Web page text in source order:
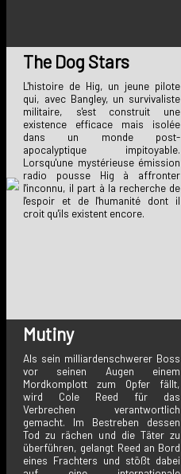
The Dog Stars
L'histoire de Hig, un jeune pilote
qui, avec Bangley, un survivaliste
militaire, s'est construit une
existence efficace mais isolée
dans un monde post-
apocalyptique impitoyable.
Lorsqu'une mystérieuse émission
radio pousse Hig à affronter
l'inconnu, il part à la recherche de
l'espoir et de l'humanité dont il
croit qu'ils existent encore.
Mutiny
Als sein milliardenschwerer Boss
vor seinen Augen einem
Mordkomplott zum Opfer fällt,
wird Cole Reed für das
Verbrechen verantwortlich
gemacht. Im Bestreben dessen
Tod zu rächen und die Täter zu
überführen, gelangt Reed an Bord
eines Frachters und stößt dabei